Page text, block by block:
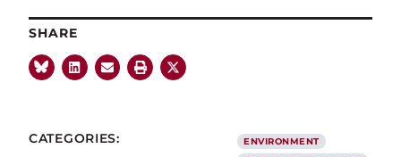
SHARE
CATEGORIES:
ENVIRONMENT